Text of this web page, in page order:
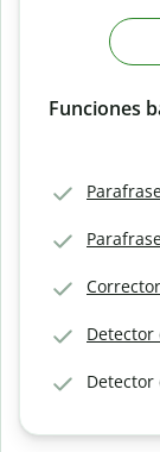
Funciones
Detector
Detector